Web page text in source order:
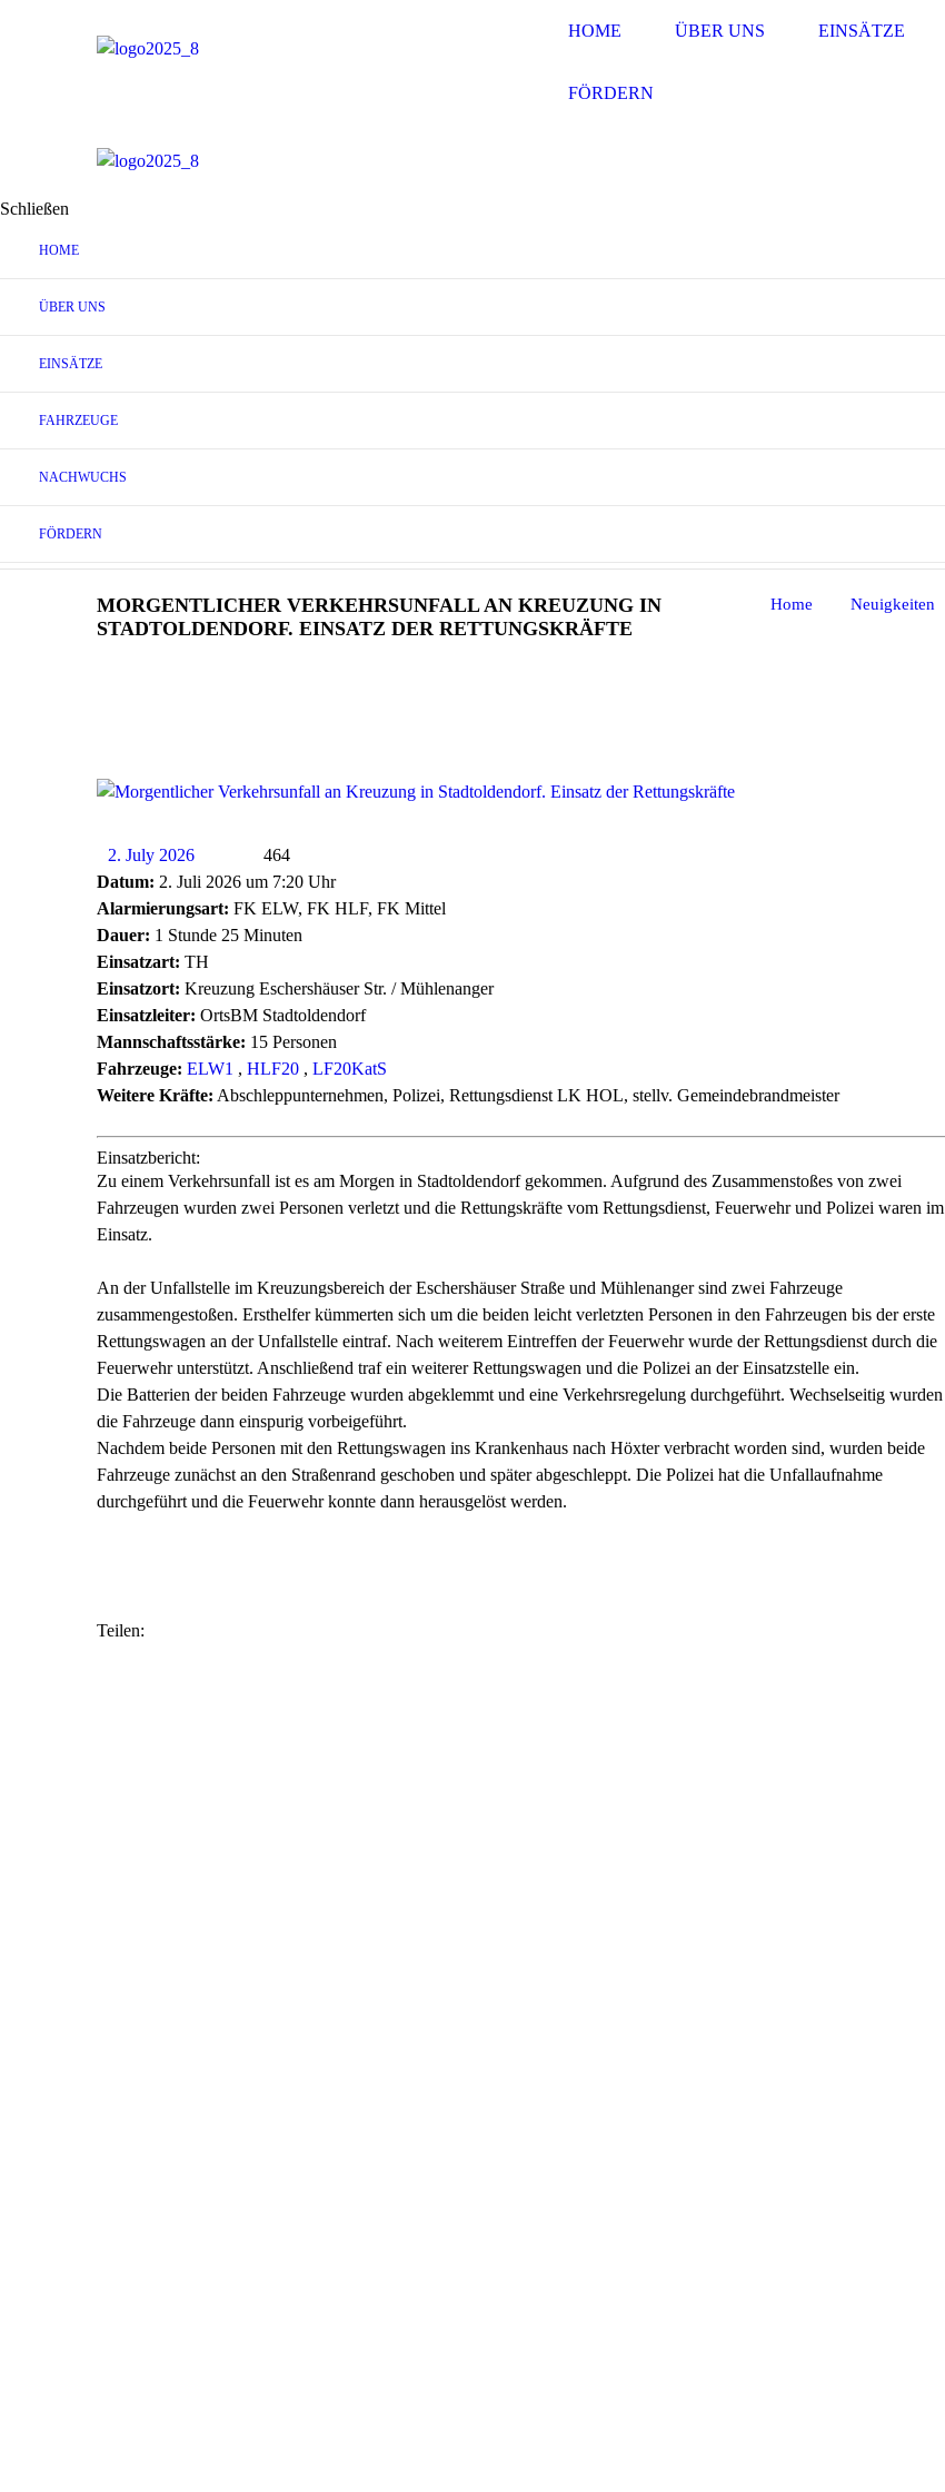
HOME ÜBER UNS EINSÄTZE
FÖRDERN
Schließen
HOME
ÜBER UNS
EINSÄTZE
FAHRZEUGE
NACHWUCHS
FÖRDERN
MORGENTLICHER VERKEHRSUNFALL AN KREUZUNG IN
STADTOLDENDORF. EINSATZ DER RETTUNGSKRÄFTE
Home Neuigkeiten
2. July 2026
464
Datum: 2. Juli 2026 um 7:20 Uhr
Alarmierungsart: FK ELW, FK HLF, FK Mittel
Dauer: 1 Stunde 25 Minuten
Einsatzart: TH
Einsatzort: Kreuzung Eschershäuser Str. / Mühlenanger
Einsatzleiter: OrtsBM Stadtoldendorf
Mannschaftsstärke: 15 Personen
Fahrzeuge: ELW1 , HLF20 , LF20KatS
Weitere Kräfte: Abschleppunternehmen, Polizei, Rettungsdienst LK HOL, stellv. Gemeindebrandmeister
Einsatzbericht:
Zu einem Verkehrsunfall ist es am Morgen in Stadtoldendorf gekommen. Aufgrund des Zusammenstoßes von zwei
Fahrzeugen wurden zwei Personen verletzt und die Rettungskräfte vom Rettungsdienst, Feuerwehr und Polizei waren im
Einsatz.
An der Unfallstelle im Kreuzungsbereich der Eschershäuser Straße und Mühlenanger sind zwei Fahrzeuge
zusammengestoßen. Ersthelfer kümmerten sich um die beiden leicht verletzten Personen in den Fahrzeugen bis der erste
Rettungswagen an der Unfallstelle eintraf. Nach weiterem Eintreffen der Feuerwehr wurde der Rettungsdienst durch die
Feuerwehr unterstützt. Anschließend traf ein weiterer Rettungswagen und die Polizei an der Einsatzstelle ein.
Die Batterien der beiden Fahrzeuge wurden abgeklemmt und eine Verkehrsregelung durchgeführt. Wechselseitig wurden
die Fahrzeuge dann einspurig vorbeigeführt.
Nachdem beide Personen mit den Rettungswagen ins Krankenhaus nach Höxter verbracht worden sind, wurden beide
Fahrzeuge zunächst an den Straßenrand geschoben und später abgeschleppt. Die Polizei hat die Unfallaufnahme
durchgeführt und die Feuerwehr konnte dann herausgelöst werden.
Teilen: